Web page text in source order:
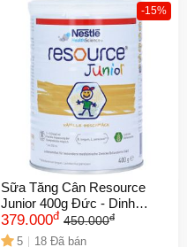
-15%
Sữa Tăng Cân Resource
Junior 400g Đức - Dinh
Dưỡng Hỗ Trợ Trẻ 1-10 Tuổi
Chậm Lớn, Cải Thiện Hệ
379.000đ 450.000đ
5 18 Đã bán